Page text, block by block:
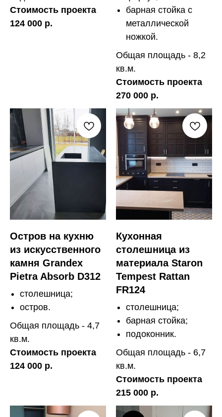
Стоимость проекта
124 000 р.
барная стойка с
металлической
ножкой.
Общая площадь - 8,2
кв.м.
Стоимость проекта
270 000 р.
Остров на кухню
из искусственного
камня Grandex
Pietra Absorb D312
столешница;
остров.
Общая площадь - 4,7
кв.м.
Стоимость проекта
124 000 р.
Кухонная
столешница из
материала Staron
Tempest Rattan
FR124
столешница;
барная стойка;
подоконник.
Общая площадь - 6,7
кв.м.
Стоимость проекта
215 000 р.